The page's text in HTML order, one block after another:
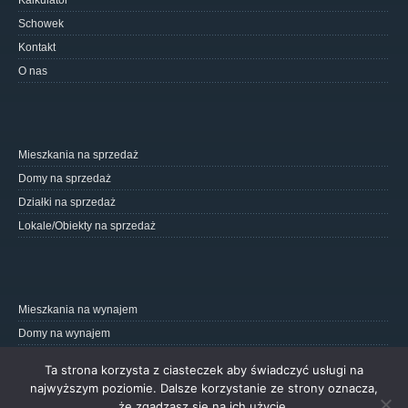
Schowek
Kontakt
O nas
Mieszkania na sprzedaż
Domy na sprzedaż
Działki na sprzedaż
Lokale/Obiekty na sprzedaż
Mieszkania na wynajem
Domy na wynajem
Lokale/Obiekty na wynajem
Ta strona korzysta z ciasteczek aby świadczyć usługi na
najwyższym poziomie. Dalsze korzystanie ze strony oznacza,